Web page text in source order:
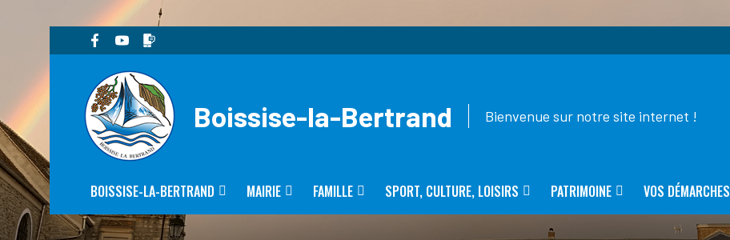
Bienvenue sur notre site internet !
Boissise-la-Bertrand
BOISSISE-LA-BERTRAND MAIRIE FAMILLE SPORT, CULTURE, LOISIRS PATRIMOINE VOS DÉMARCHES